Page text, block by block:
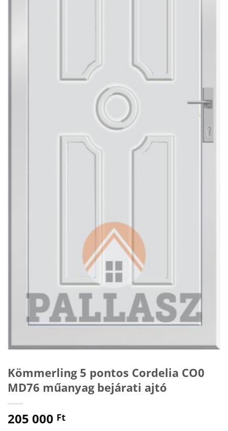
Kömmerling 5 pontos Cordelia CO0
MD76 műanyag bejárati ajtó
205 000 Ft